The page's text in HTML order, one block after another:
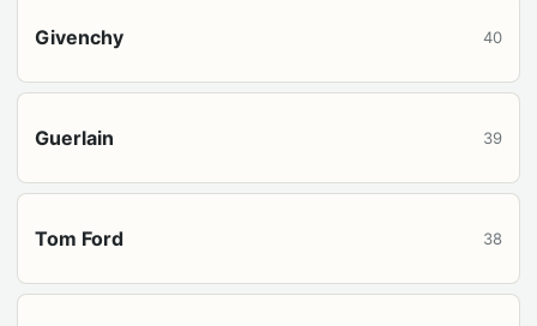
Givenchy 40
Guerlain 39
Tom Ford 38